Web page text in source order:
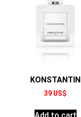
KONSTANTIN
39 US$
Add to cart